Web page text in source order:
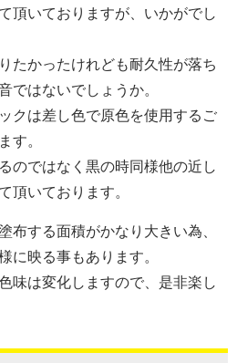
頂いておりますが、いかがでし
たかったけれども耐久性が落ち
ではないでしょうか。
クは差し色で原色を使用するご
す。
のではなく黒の時同様他の近し
頂いております。
布する面積がかなり大きい為、
に映る事もあります。
味は変化しますので、是非楽し